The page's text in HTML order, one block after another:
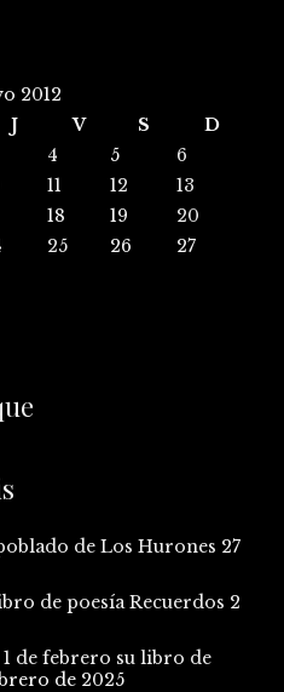
2012
J V S
D
4 5
6
11 12
13
18 19
20
25 26
27
de Los Hurones 27
de poesía Recuerdos 2
de febrero su libro de
de 2025